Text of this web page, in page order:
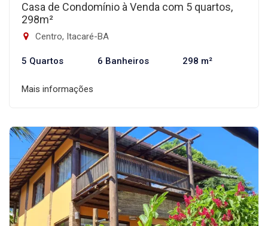
Casa de Condomínio à Venda com 5 quartos,
298m²
Centro, Itacaré-BA
5 Quartos 6 Banheiros 298 m²
Mais informações